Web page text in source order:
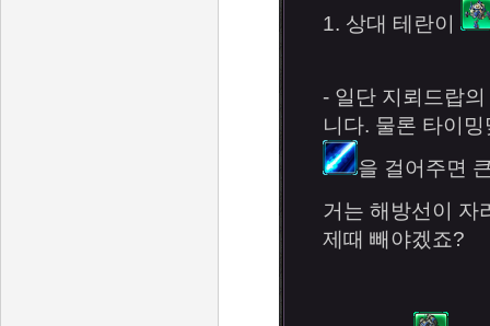
1. 상대 테란이
- 일단 지뢰드랍
니다. 물론 타이
을 걸어주면
거는 해방선이 자
제때 빼야겠죠?